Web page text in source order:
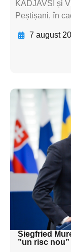
KADJAVSI și
Peștișani, în
7 august
textul
textul
textul
Siegfried
”un risc